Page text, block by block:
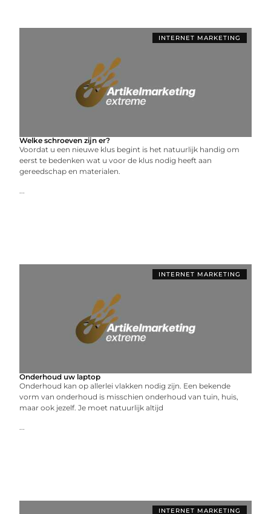
INTERNET MARKETING
Welke schroeven zijn er?
Voordat u een nieuwe klus begint is het natuurlijk handig om
eerst te bedenken wat u voor de klus nodig heeft aan
gereedschap en materialen.
...
INTERNET MARKETING
Onderhoud uw laptop
Onderhoud kan op allerlei vlakken nodig zijn. Een bekende
vorm van onderhoud is misschien onderhoud van tuin, huis,
maar ook jezelf. Je moet natuurlijk altijd
...
INTERNET MARKETING